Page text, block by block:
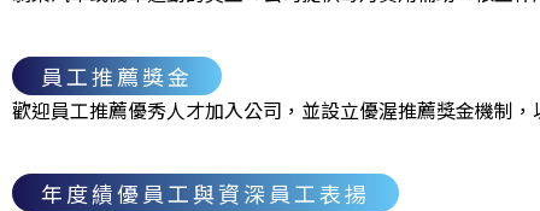
員工推薦獎金
歡迎員工推薦優秀人才加入公司，並設立優渥推薦獎金機制
年度績優員工與資深員工表揚